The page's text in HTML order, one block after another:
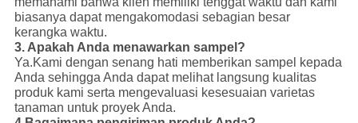
biasanya dapat mengakomodasi sebagian besar
kerangka waktu.
3. Apakah Anda menawarkan sampel?
Ya.Kami dengan senang hati memberikan sampel kepada
Anda sehingga Anda dapat melihat langsung kualitas
produk kami serta mengevaluasi kesesuaian varietas
tanaman untuk proyek Anda.